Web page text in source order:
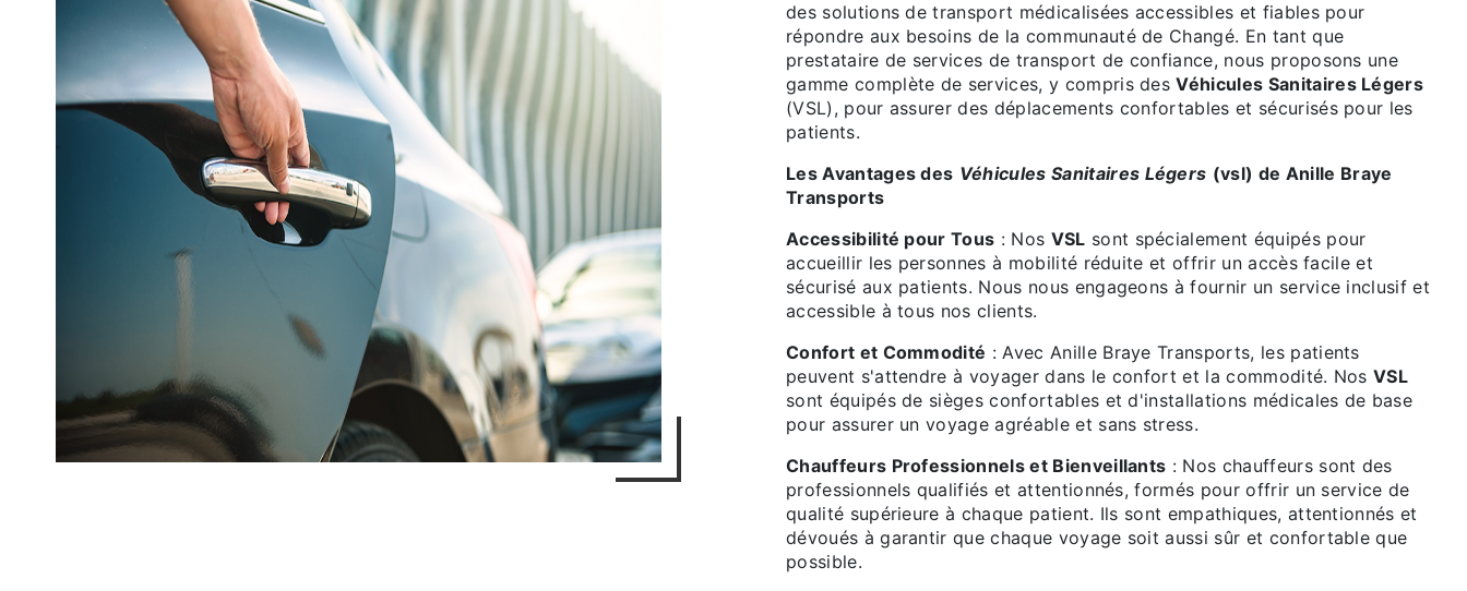
des solutions de transport médicalisées accessibles et fiables pour
répondre aux besoins de la communauté de Changé. En tant que
prestataire de services de transport de confiance, nous proposons une
gamme complète de services, y compris desVéhicules Sanitaires Légers
(VSL), pour assurer des déplacements confortables et sécurisés pour les
patients.
Les Avantages des Véhicules Sanitaires Légers (vsl) de Anille Braye
Transports
Accessibilité pour Tous : Nos VSL sont spécialement équipés pour
accueillir les personnes à mobilité réduite et offrir un accès facile et
sécurisé aux patients. Nous nous engageons à fournir un service inclusif et
accessible à tous nos clients.
Confort et Commodité : Avec Anille Braye Transports, les patients
peuvent s'attendre à voyager dans le confort et la commodité. NosVSL
sont équipés de sièges confortables et d'installations médicales de base
pour assurer un voyage agréable et sans stress.
Chauffeurs Professionnels et Bienveillants : Nos chauffeurs sont des
professionnels qualifiés et attentionnés, formés pour offrir un service de
qualité supérieure à chaque patient. Ils sont empathiques, attentionnés et
dévoués à garantir que chaque voyage soit aussi sûr et confortable que
possible.